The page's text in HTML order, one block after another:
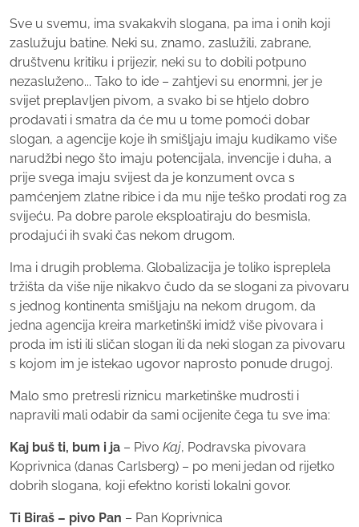
Sve u svemu, ima svakakvih slogana, pa ima i onih koji
zaslužuju batine. Neki su, znamo, zaslužili, zabrane,
društvenu kritiku i prijezir, neki su to dobili potpuno
nezasluženo... Tako to ide – zahtjevi su enormni, jer je
svijet preplavljen pivom, a svako bi se htjelo dobro
prodavati i smatra da će mu u tome pomoći dobar
slogan, a agencije koje ih smišljaju imaju kudikamo više
narudžbi nego što imaju potencijala, invencije i duha, a
prije svega imaju svijest da je konzument ovca s
pamćenjem zlatne ribice i da mu nije teško prodati rog za
svijeću. Pa dobre parole eksploatiraju do besmisla,
prodajući ih svaki čas nekom drugom.
Ima i drugih problema. Globalizacija je toliko ispreplela
tržišta da više nije nikakvo čudo da se slogani za pivovaru
s jednog kontinenta smišljaju na nekom drugom, da
jedna agencija kreira marketinški imidž više pivovara i
proda im isti ili sličan slogan ili da neki slogan za pivovaru
s kojom im je istekao ugovor naprosto ponude drugoj.
Malo smo pretresli riznicu marketinške mudrosti i
napravili mali odabir da sami ocijenite čega tu sve ima:
Kaj buš ti, bum i ja – Pivo Kaj, Podravska pivovara
Koprivnica (danas Carlsberg) – po meni jedan od rijetko
dobrih slogana, koji efektno koristi lokalni govor.
Ti Biraš – pivo Pan – Pan Koprivnica